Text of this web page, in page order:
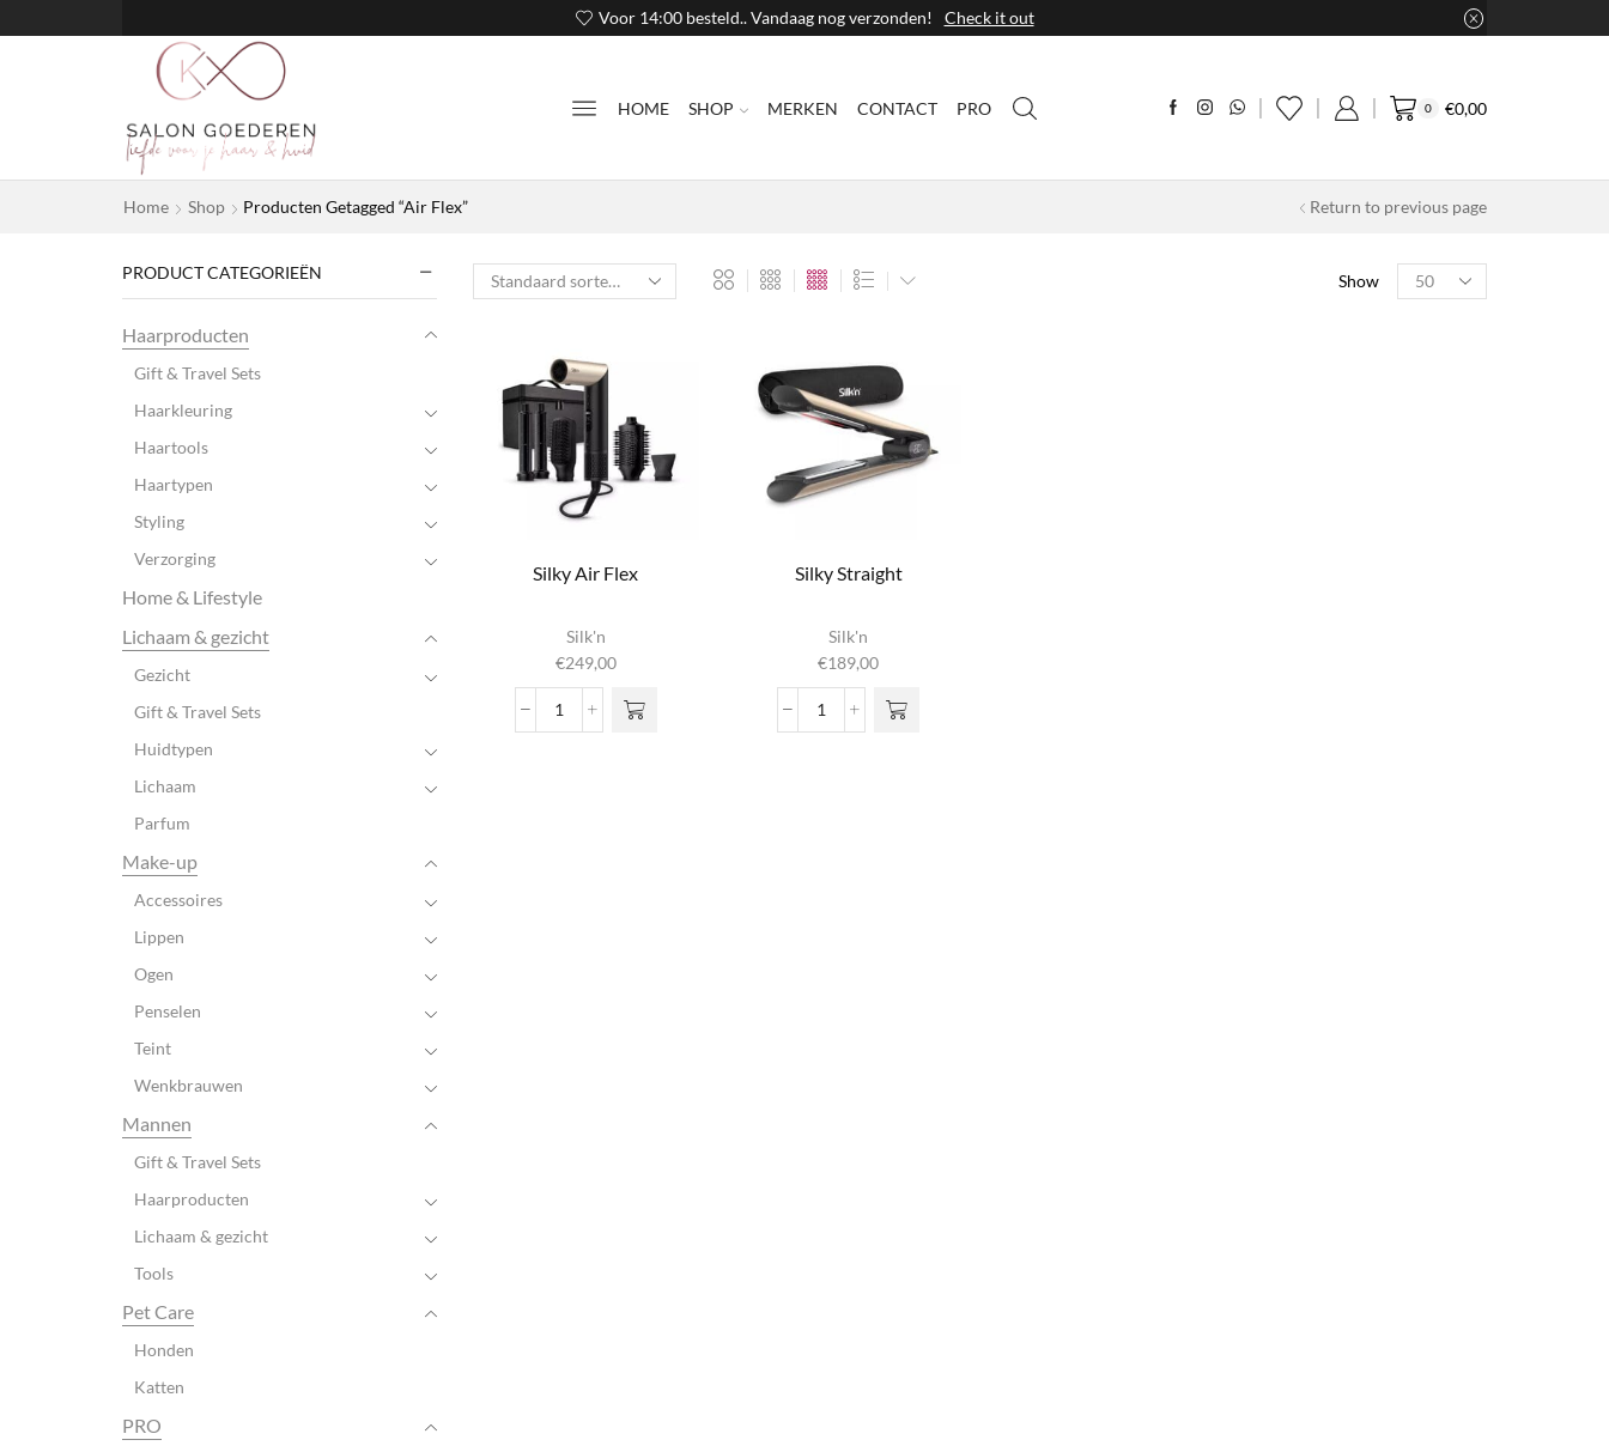
Voor 14:00 besteld.. Vandaag nog verzonden! Check it out
HOME SHOP MERKEN CONTACT PRO 0 €0,00
Home Shop Producten Getagged “Air Flex” Return to previous page
Show
Products
per
Silky Air Flex
Silk'n
€249,00
Silky
Silky Straight
Silk'n
€189,00
Silky
PRODUCT CATEGORIEËN
Haarproducten
Gift & Travel Sets
Haarkleuring
Haartools
Haartypen
Styling
Verzorging
Home & Lifestyle
Lichaam & gezicht
Gezicht
Gift & Travel Sets
Huidtypen
Lichaam
Parfum
Make-up
Accessoires
Lippen
Ogen
Penselen
Teint
Wenkbrauwen
Mannen
Gift & Travel Sets
Haarproducten
Lichaam & gezicht
Tools
Pet Care
Honden
Katten
PRO